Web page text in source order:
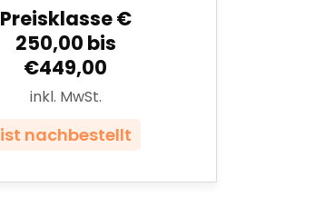
Preisklasse €
250,00 bis
€449,00
inkl. MwSt.
ist nachbestellt